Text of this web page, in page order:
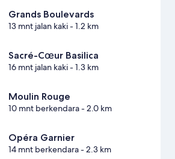
Grands Boulevards
13 mnt jalan kaki- 1.2 km
Sacré-Cœur Basilica
16 mnt jalan kaki- 1.3 km
Moulin Rouge
10 mnt berkendara- 2.0 km
Opéra Garnier
14 mnt berkendara- 2.3 km